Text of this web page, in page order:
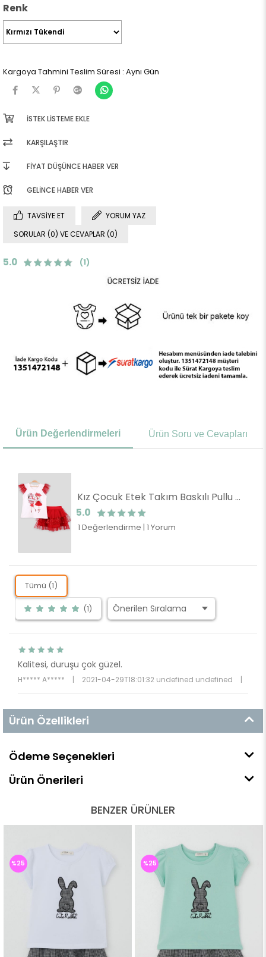
Renk
Kargoya Tahmini Teslim Süresi : Aynı Gün
İSTEK LISTEME EKLE
KARŞILAŞTIR
FIYAT DÜŞÜNCE HABER VER
GELINCE HABER VER
TAVSIYE ET
YORUM YAZ
SORULAR (0) VE CEVAPLAR (0)
5.0 (1)
Ürün Değerlendirmeleri Ürün Soru ve Cevapları
Kız Çocuk Etek Takım Baskılı Pullu Simli Kırmızı (8 Yaş)
5.0
1 Değerlendirme | 1 Yorum
Tümü (1)
(1)
Kalitesi, duruşu çok güzel.
H***** A***** | 2021-04-29T18:01:32 undefined undefined |
Ürün Özellikleri
Ödeme Seçenekleri
Ürün Önerileri
BENZER ÜRÜNLER
%25 %25